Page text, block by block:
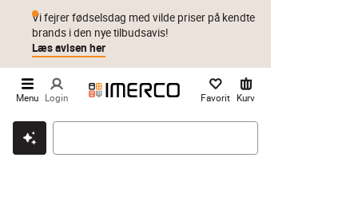
Klik & hent Byt i 1 år Prismatch
Vi fejrer fødselsdag med vilde priser på kendte
brands i den nye tilbudsavis!
Læs avisen her
Menu Login Favorit Kurv